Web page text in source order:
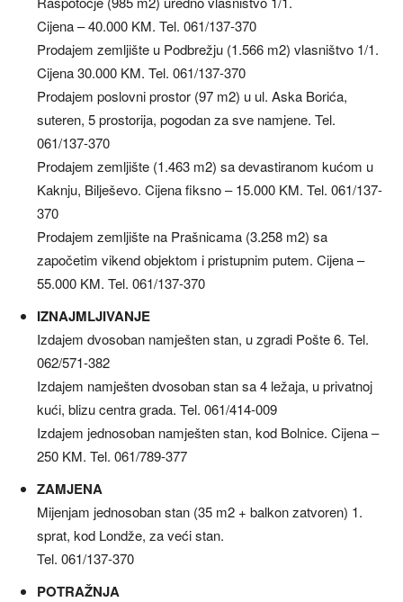
Cijena – 40.000 KM. Tel. 061/137-370
Prodajem zemljište u Podbrežju (1.566 m2) vlasništvo 1/1.
Cijena 30.000 KM. Tel. 061/137-370
Prodajem poslovni prostor (97 m2) u ul. Aska Borića,
suteren, 5 prostorija, pogodan za sve namjene. Tel.
061/137-370
Prodajem zemljište (1.463 m2) sa devastiranom kućom u
Kaknju, Bilješevo. Cijena fiksno – 15.000 KM. Tel. 061/137-
370
Prodajem zemljište na Prašnicama (3.258 m2) sa
započetim vikend objektom i pristupnim putem. Cijena –
55.000 KM. Tel. 061/137-370
IZNAJMLJIVANJE
Izdajem dvosoban namješten stan, u zgradi Pošte 6. Tel.
062/571-382
Izdajem namješten dvosoban stan sa 4 ležaja, u privatnoj
kući, blizu centra grada. Tel. 061/414-009
Izdajem jednosoban namješten stan, kod Bolnice. Cijena –
250 KM. Tel. 061/789-377
ZAMJENA
Mijenjam jednosoban stan (35 m2 + balkon zatvoren) 1.
sprat, kod Londže, za veći stan.
Tel. 061/137-370
POTRAŽNJA